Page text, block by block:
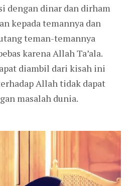
dengan dinar dan dirham
kepada temannya dan
teman-temannya
karena Allah Ta’ala.
diambil dari kisah ini
Allah tidak dapat
masalah dunia.